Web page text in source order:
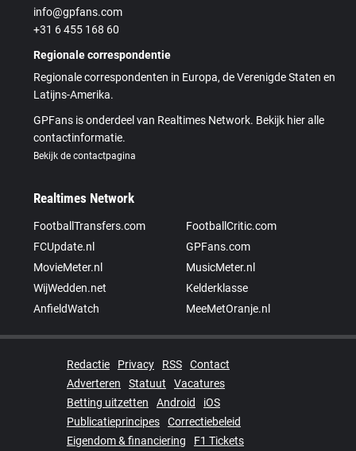
info@gpfans.com
+31 6 455 168 60
Regionale correspondentie
Regionale correspondenten in Europa, de Verenigde Staten en
Latijns-Amerika.
GPFans is onderdeel van Realtimes Network. Bekijk hier alle
contactinformatie.
Bekijk de contactpagina
Realtimes Network
FootballTransfers.com
FootballCritic.com
FCUpdate.nl
GPFans.com
MovieMeter.nl
MusicMeter.nl
WijWedden.net
Kelderklasse
AnfieldWatch
MeeMetOranje.nl
Redactie Privacy RSS
Contact
Adverteren
Statuut
Vacatures
Betting uitzetten
Android
iOS
Publicatieprincipes
Correctiebeleid
Eigendom & financiering
F1 Tickets